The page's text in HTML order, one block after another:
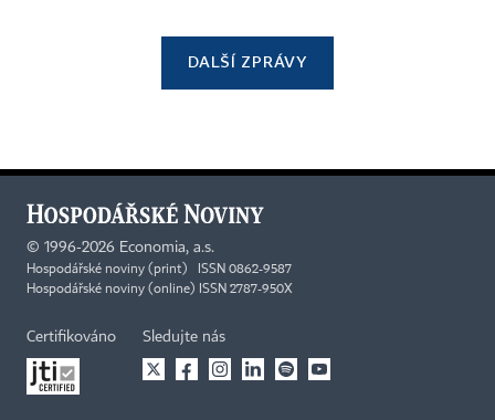
DALŠÍ ZPRÁVY
© 1996-2026 Economia, a.s.
Hospodářské noviny (print) ISSN 0862-9587
Hospodářské noviny (online) ISSN 2787-950X
Certifikováno Sledujte nás